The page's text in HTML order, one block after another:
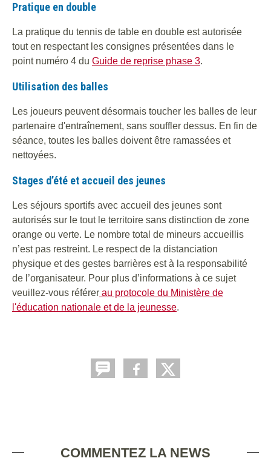
Pratique en double
La pratique du tennis de table en double est autorisée
tout en respectant les consignes présentées dans le
point numéro 4 du Guide de reprise phase 3.
Utilisation des balles
Les joueurs peuvent désormais toucher les balles de leur
partenaire d'entraînement, sans souffler dessus. En fin de
séance, toutes les balles doivent être ramassées et
nettoyées.
Stages d’été et accueil des jeunes
Les séjours sportifs avec accueil des jeunes sont
autorisés sur le tout le territoire sans distinction de zone
orange ou verte. Le nombre total de mineurs accueillis
n’est pas restreint. Le respect de la distanciation
physique et des gestes barrières est à la responsabilité
de l’organisateur. Pour plus d’informations à ce sujet
veuillez-vous référer au protocole du Ministère de
l'éducation nationale et de la jeunesse.
COMMENTEZ LA NEWS